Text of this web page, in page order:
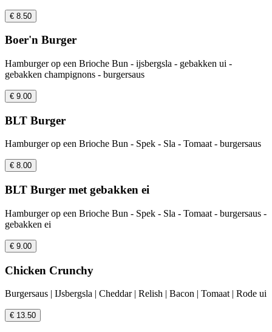
€ 8.50
Boer'n Burger
Hamburger op een Brioche Bun - ijsbergsla - gebakken ui -
gebakken champignons - burgersaus
€ 9.00
BLT Burger
Hamburger op een Brioche Bun - Spek - Sla - Tomaat - burgersaus
€ 8.00
BLT Burger met gebakken ei
Hamburger op een Brioche Bun - Spek - Sla - Tomaat - burgersaus -
gebakken ei
€ 9.00
Chicken Crunchy
Burgersaus | IJsbergsla | Cheddar | Relish | Bacon | Tomaat | Rode ui
€ 13.50